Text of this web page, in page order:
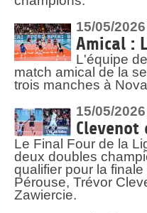
15/05/2026
Amical :
L'équipe
match amical de la
trois manches à
15/05/2026
Le Final Four de la
deux doubles
qualifier pour la
Pérouse, Trévor
Zawiercie.